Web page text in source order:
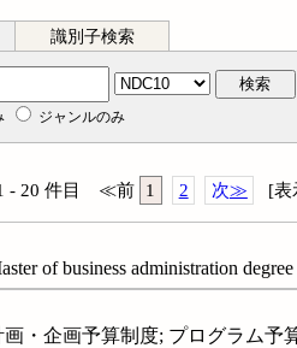
識別子検索
検索
ジャンルのみ
- 20 件目 ≪前 1 2 次≫ [表
of business administration degree
・企画予算制度; プログラム予算